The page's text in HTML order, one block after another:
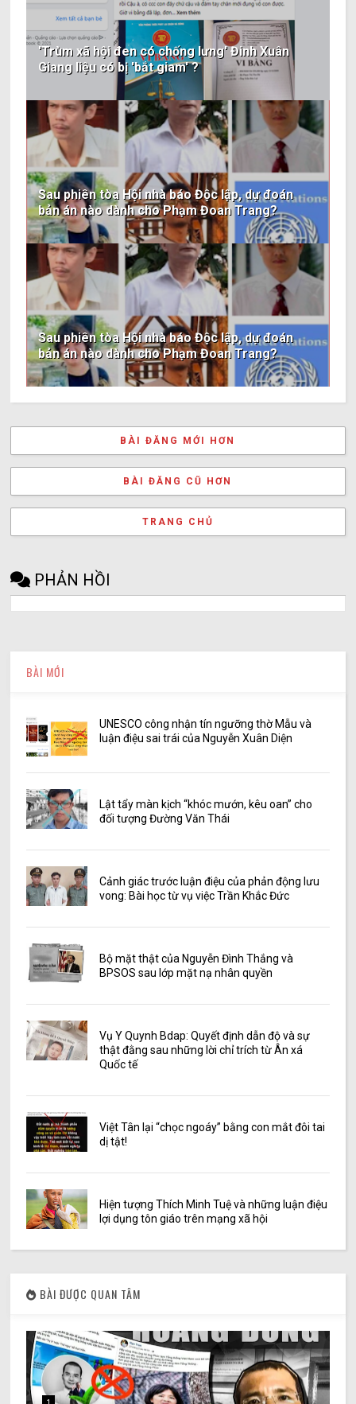
'Trùm xã hội đen có chống lưng' Đinh Xuân
Giang liệu có bị 'bắt giam' ?
Sau phiên tòa Hội nhà báo Độc lập, dự đoán
bản án nào dành cho Phạm Đoan Trang?
Sau phiên tòa Hội nhà báo Độc lập, dự đoán
bản án nào dành cho Phạm Đoan Trang?
BÀI ĐĂNG MỚI HƠN
BÀI ĐĂNG CŨ HƠN
TRANG CHỦ
PHẢN HỒI
BÀI MỚI
UNESCO công nhận tín ngưỡng thờ Mẫu và
luận điệu sai trái của Nguyễn Xuân Diện
Lật tẩy màn kịch “khóc mướn, kêu oan” cho
đối tượng Đường Văn Thái
Cảnh giác trước luận điệu của phản động lưu
vong: Bài học từ vụ việc Trần Khắc Đức
Bộ mặt thật của Nguyễn Đình Thắng và
BPSOS sau lớp mặt nạ nhân quyền
Vụ Y Quynh Bdap: Quyết định dẫn độ và sự
thật đằng sau những lời chỉ trích từ Ân xá
Quốc tế
Việt Tân lại “chọc ngoáy” bằng con mắt đôi tai
dị tật!
Hiện tượng Thích Minh Tuệ và những luận điệu
lợi dụng tôn giáo trên mạng xã hội
BÀI ĐƯỢC QUAN TÂM